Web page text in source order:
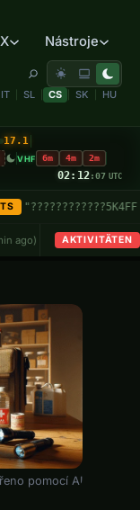
Nástroje
IT SL CS SK HU
17.1
VHF 6m 4m
2m
02:12:08 UTC
Island— DX-World •
-
07:40 ↓ 07:46 · Max
029 신무산 (Sinmusan)
• KJ5DQB US-3010
AKTIVITÄTEN
145.762.5, -0.6 MHz
pomocí AI